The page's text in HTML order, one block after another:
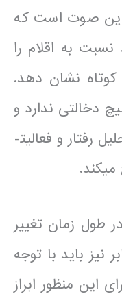
صوت است که
نسبت به اقلام را
نشان دهد.
دخالتی ندارد و
خود سیستم توسط کنترل و تحلیل رفتار و فعالیت­
می­کند.
طول زمان تغییر
نیز باید با توجه
این منظور ابراز